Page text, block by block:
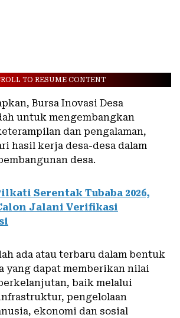
TO RESUME CONTENT
Bursa Inovasi Desa
untuk mengembangkan
dan pengalaman,
hasil kerja desa-desa dalam
desa.
Serentak Tubaba 2026,
Jalani Verifikasi
ada atau terbaru dalam bentuk
yang dapat memberikan nilai
baik melalui
pengelolaan
ekonomi dan sosial